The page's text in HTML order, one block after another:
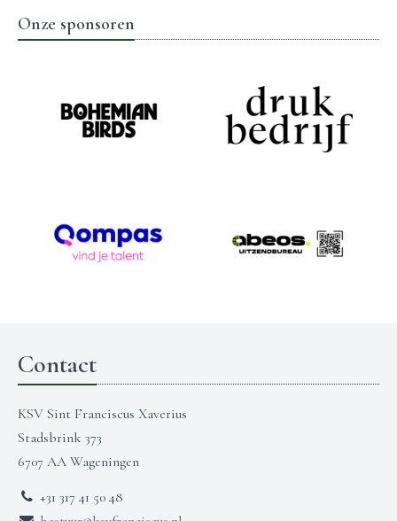
Onze sponsoren
Contact
KSV Sint Franciscus Xaverius
Stadsbrink 373
6707 AA Wageningen
+31 317 41 50 48